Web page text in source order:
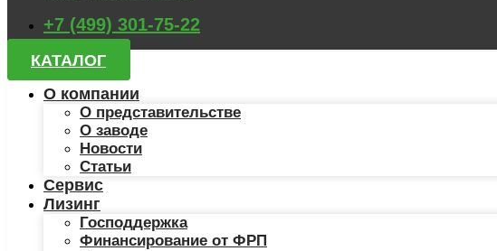
+7 (499) 301-75-22
КАТАЛОГ
О компании
О представительстве
О заводе
Новости
Статьи
Сервис
Лизинг
Господдержка
Финансирование от ФРП